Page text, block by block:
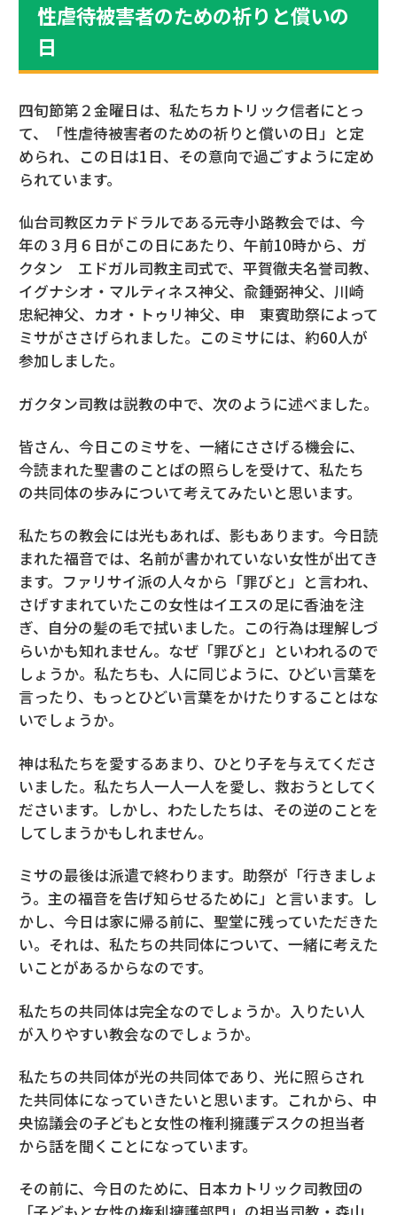
性虐待被害者のための祈りと償いの
日
四旬節第２金曜日は、私たちカトリック信者にとっ
て、「性虐待被害者のための祈りと償いの日」と定
められ、この日は1日、その意向で過ごすように定め
られています。
仙台司教区カテドラルである元寺小路教会では、今
年の３月６日がこの日にあたり、午前10時から、ガ
クタン エドガル司教主司式で、平賀徹夫名誉司教、
イグナシオ・マルティネス神父、兪鍾弼神父、川崎
忠紀神父、カオ・トゥリ神父、申 東賓助祭によって
ミサがささげられました。このミサには、約60人が
参加しました。
ガクタン司教は説教の中で、次のように述べました。
皆さん、今日このミサを、一緒にささげる機会に、
今読まれた聖書のことばの照らしを受けて、私たち
の共同体の歩みについて考えてみたいと思います。
私たちの教会には光もあれば、影もあります。今日読
まれた福音では、名前が書かれていない女性が出てき
ます。ファリサイ派の人々から「罪びと」と言われ、
さげすまれていたこの女性はイエスの足に香油を注
ぎ、自分の髪の毛で拭いました。この行為は理解しづ
らいかも知れません。なぜ「罪びと」といわれるので
しょうか。私たちも、人に同じように、ひどい言葉を
言ったり、もっとひどい言葉をかけたりすることはな
いでしょうか。
神は私たちを愛するあまり、ひとり子を与えてくださ
いました。私たち人一人一人を愛し、救おうとしてく
ださいます。しかし、わたしたちは、その逆のことを
してしまうかもしれません。
ミサの最後は派遣で終わります。助祭が「行きましょ
う。主の福音を告げ知らせるために」と言います。し
かし、今日は家に帰る前に、聖堂に残っていただきた
い。それは、私たちの共同体について、一緒に考えた
いことがあるからなのです。
私たちの共同体は完全なのでしょうか。入りたい人
が入りやすい教会なのでしょうか。
私たちの共同体が光の共同体であり、光に照らされ
た共同体になっていきたいと思います。これから、中
央協議会の子どもと女性の権利擁護デスクの担当者
から話を聞くことになっています。
その前に、今日のために、日本カトリック司教団の